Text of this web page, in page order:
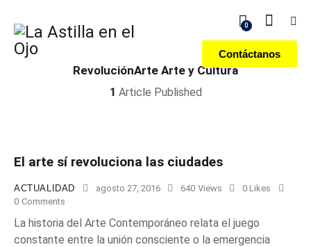
0
Contáctanos
RevoluciónArte Arte y Cultura
1 Article Published
El arte sí revoluciona las ciudades
ACTUALIDAD agosto 27, 2016 640 Views 0 Likes
0 Comments
La historia del Arte Contemporáneo relata el juego
constante entre la unión consciente o la emergencia